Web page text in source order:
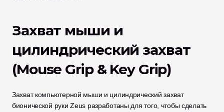
Захват мыши и
цилиндрический захват
(Mouse Grip & Key Grip)
Захват компьютерной мыши и цилиндрический захват
бионической руки Zeus разработаны для того, чтобы сделать